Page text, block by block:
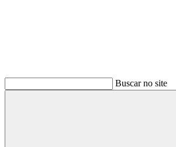
Buscar no site